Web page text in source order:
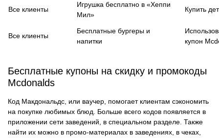
Все клиенты
Игрушка бесплатно в «Хеппи
Мил»
Купить
Все клиенты
Бесплатные бургеры и
напитки
купон
Бесплатные купоны на скидку и промокоды
Mcdonalds
Код Макдональдс, или ваучер, помогает клиентам сэкономить
на покупке любимых блюд. Больше всего кодов появляется в
приложении сети заведений, в специальном разделе. Также
найти их можно в промо-материалах в заведениях, в чеках,